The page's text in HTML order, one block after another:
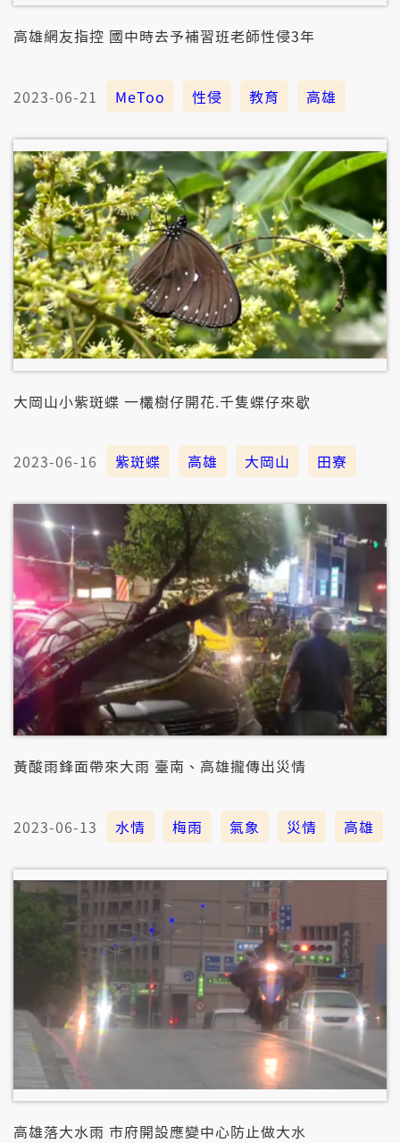
高雄網友指控 國中時去予補習班老師性侵3年
2023-06-21 MeToo 性侵 教育 高雄
大岡山小紫斑蝶 一欉樹仔開花.千隻蝶仔來歇
2023-06-16 紫斑蝶 高雄 大岡山 田寮
黃酸雨鋒面帶來大雨 臺南、高雄攏傳出災情
2023-06-13 水情 梅雨 氣象 災情 高雄
高雄落大水雨 市府開設應變中心防止做大水